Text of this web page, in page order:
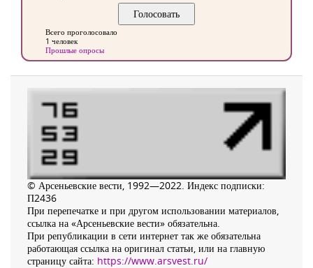
Всего проголосовало
1 человек
Прошлые опросы
© Арсеньевские вести, 1992—2022. Индекс подписки:
П2436
При перепечатке и при другом использовании материалов,
ссылка на «Арсеньевские вести» обязательна.
При републикации в сети интернет так же обязательна
работающая ссылка на оригинал статьи, или на главную
страницу сайта: https://www.arsvest.ru/